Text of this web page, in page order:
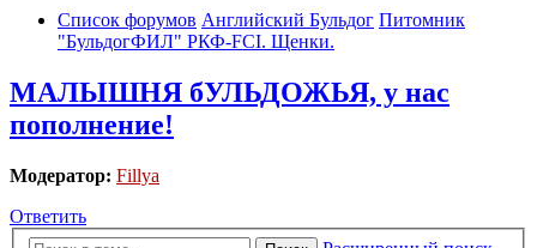
Список форумов Английский Бульдог Питомник
"БульдогФИЛ" РКФ-FCI. Щенки.
МАЛЫШНЯ бУЛЬДОЖЬЯ, у нас
пополнение!
Модератор: Fillya
Ответить